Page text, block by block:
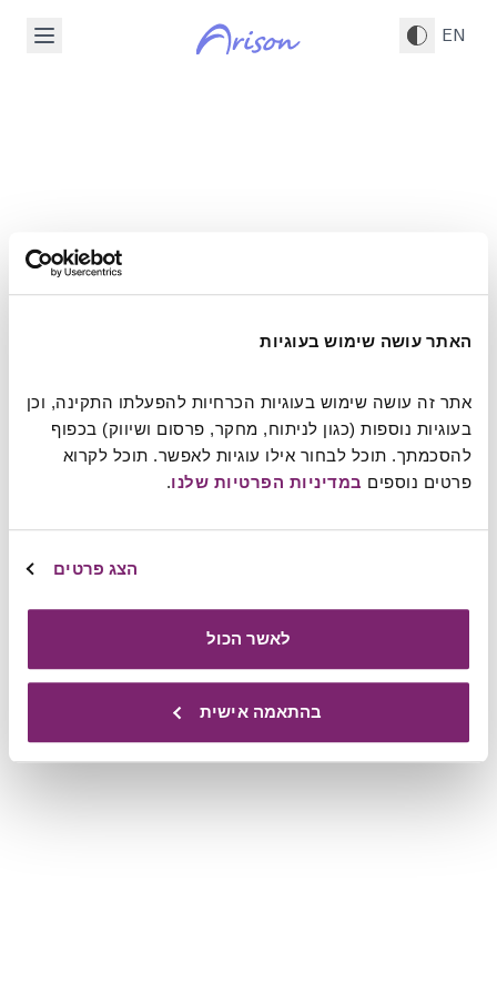
האתר עושה שימוש בעוגיות
פרטים נוספים במדיניות הפרטיות שלנו.
הצג פרטים
לאשר הכול
בהתאמה אישית
EN
This page is
Under Construction